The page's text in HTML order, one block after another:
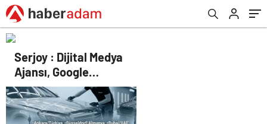
Serjoy : Dijital Medya
Ajansı, Google
Reklam Ajansı, SEO
Ajansı ve Web
Tasarım Ajansı